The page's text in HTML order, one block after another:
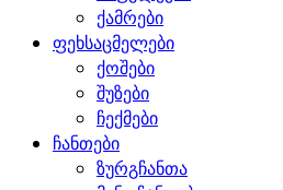
ქამრები
ფეხსაცმელები
ქოშები
შუზები
ჩექმები
ჩანთები
ზურგჩანთა